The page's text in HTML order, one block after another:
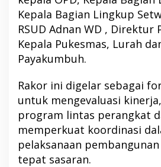
Kepala Bagian Lingkup
RSUD Adnan WD , Direktur
Kepala Pukesmas, Lurah
Payakumbuh.
Rakor ini digelar sebagai
untuk mengevaluasi
program lintas perangkat
memperkuat koordinasi
pelaksanaan
tepat sasaran.